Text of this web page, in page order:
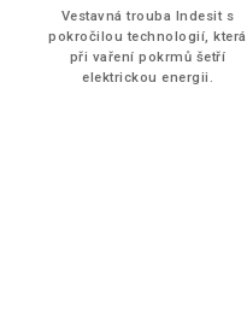
Vestavná trouba Indesit s
pokročilou technologií, která
při vaření pokrmů šetří
elektrickou energii.